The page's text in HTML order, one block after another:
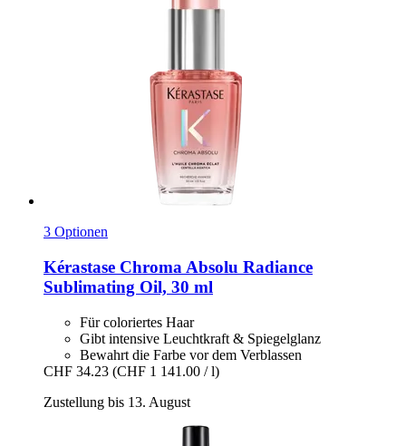
3 Optionen
Kérastase Chroma Absolu Radiance
Sublimating Oil, 30 ml
Für coloriertes Haar
Gibt intensive Leuchtkraft & Spiegelglanz
Bewahrt die Farbe vor dem Verblassen
CHF 34.23 (CHF 1 141.00 / l)
Zustellung bis 13. August